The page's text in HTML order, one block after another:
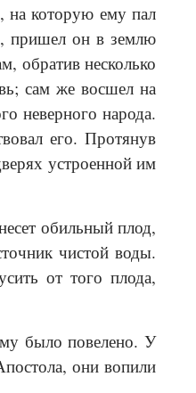
которую ему пал
пришел он в землю
обратив несколько
сам же восшел на
неверного народа.
его. Протянув
устроенной им
обильный плод,
чистой воды.
от того плода,
было повелено. У
они вопили